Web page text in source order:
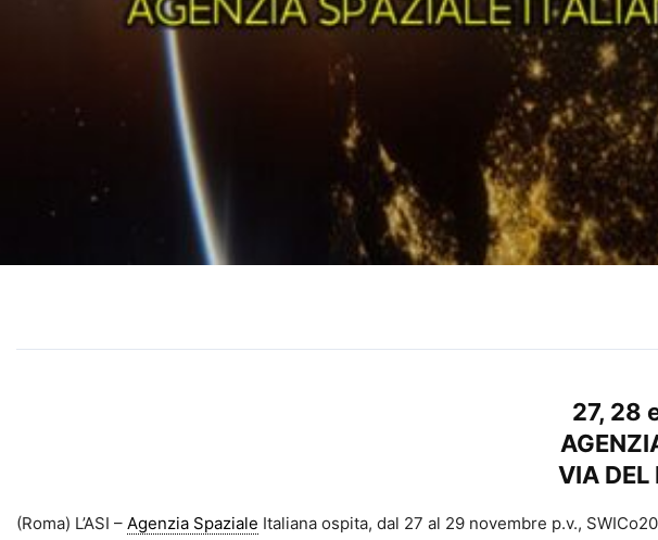
27, 28
VIA DEL
(Roma) L’ASI – Agenzia Spaziale Italiana ospita, dal 27 al 29 novembre p.v.,